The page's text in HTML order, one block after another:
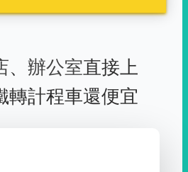
、 辦公室直接上
轉計程車還便宜